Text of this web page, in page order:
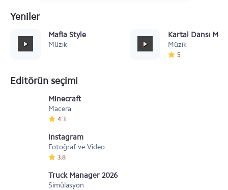
Yeniler
Mafia Style
Müzik
Kartal Dansı
Müzik
5
Editörün seçimi
Minecraft
Macera
4.3
Instagram
Fotoğraf ve Video
3.8
Truck Manager 2026
Simülasyon